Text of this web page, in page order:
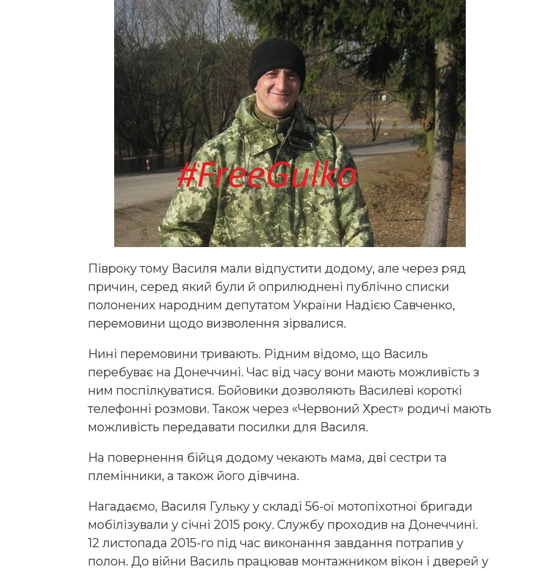
Півроку тому Василя мали відпустити додому, але через ряд
причин, серед який були й оприлюднені публічно списки
полонених народним депутатом України Надією Савченко,
перемовини щодо визволення зірвалися.
Нині перемовини тривають. Рідним відомо, що Василь
перебуває на Донеччині. Час від часу вони мають можливість з
ним поспілкуватися. Бойовики дозволяють Василеві короткі
телефонні розмови. Також через «Червоний Хрест» родичі мають
можливість передавати посилки для Василя.
На повернення бійця додому чекають мама, дві сестри та
племінники, а також його дівчина.
Нагадаємо, Василя Гульку у складі 56-ої мотопіхотної бригади
мобілізували у січні 2015 року. Службу проходив на Донеччині.
12 листопада 2015-го під час виконання завдання потрапив у
полон. До війни Василь працював монтажником вікон і дверей у